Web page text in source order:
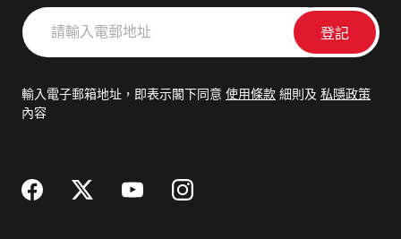
請
輸
郵
輸入電子郵箱地址，即表示閣下同意 使用條款 細則及 私隱政策
內容